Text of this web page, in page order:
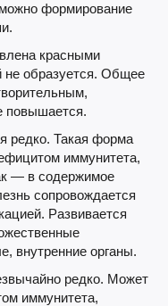
формирование
красными
не образуется. Общее
повышается.
редко. Такая форма
иммунитета,
— в содержимое
сопровождается
Развивается
внутренние органы.
редко. Может
иммунитета,